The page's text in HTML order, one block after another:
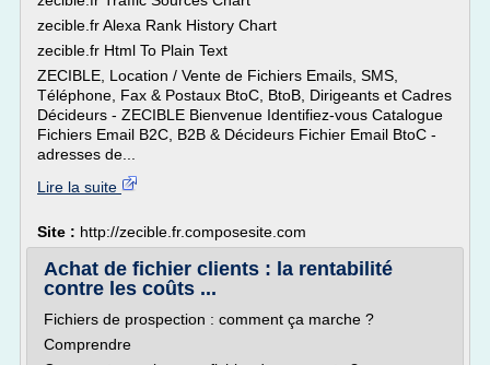
zecible.fr Alexa Rank History Chart
zecible.fr Html To Plain Text
ZECIBLE, Location / Vente de Fichiers Emails, SMS,
Téléphone, Fax & Postaux BtoC, BtoB, Dirigeants et Cadres
Décideurs - ZECIBLE Bienvenue Identifiez-vous Catalogue
Fichiers Email B2C, B2B & Décideurs Fichier Email BtoC -
adresses de...
Lire la suite
Site : http://zecible.fr.composesite.com
Achat de fichier clients : la rentabilité
contre les coûts ...
Fichiers de prospection : comment ça marche ?
Comprendre